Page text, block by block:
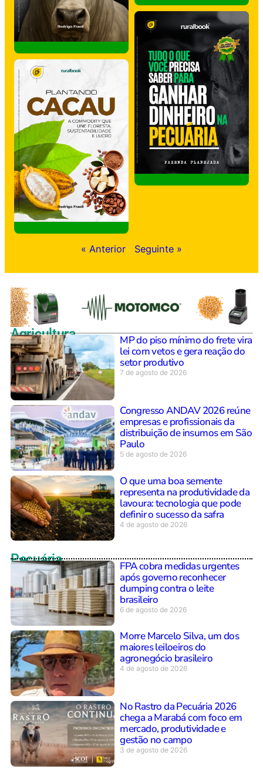
« Anterior Seguinte »
Agricultura
MP do piso mínimo do frete vira
lei com vetos e gera reação do
setor produtivo
7 de agosto de 2026
Congresso ANDAV 2026 reúne
empresas e profissionais da
distribuição de insumos em São
Paulo
5 de agosto de 2026
O que uma boa semente
representa na produtividade da
lavoura: tecnologia que pode
definir o sucesso da safra
4 de agosto de 2026
Pecuária
FPA cobra medidas urgentes
após governo reconhecer
dumping contra o leite
brasileiro
6 de agosto de 2026
Morre Marcelo Silva, um dos
maiores leiloeiros do
agronegócio brasileiro
4 de agosto de 2026
No Rastro da Pecuária 2026
chega a Marabá com foco em
mercado, produtividade e
gestão no campo
3 de agosto de 2026